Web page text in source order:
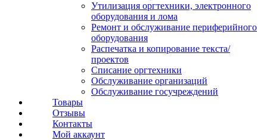
Утилизация оргтехники, электронного
оборудования и лома
Ремонт и обслуживание периферийного
оборудования
Распечатка и копирование текста/
проектов
Списание оргтехники
Обслуживание организаций
Обслуживание госучреждений
Товары
Отзывы
Контакты
Мой аккаунт